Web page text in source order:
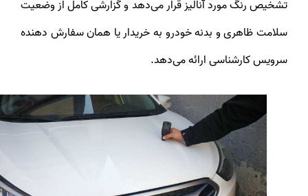
تشخیص رنگ مورد آنالیز قرار می‌دهد و گزارشی کامل از وضعیت
سلامت ظاهری و بدنه خودرو به خریدار یا همان سفارش دهنده
سرویس کارشناسی ارائه می‌دهد.